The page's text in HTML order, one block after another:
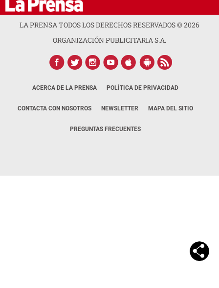
LA PRENSA TODOS LOS DERECHOS RESERVADOS ©2026
ORGANIZACIÓN PUBLICITARIA S.A.
ACERCA DE LA PRENSA POLÍTICA DE PRIVACIDAD
CONTACTA CON NOSOTROS NEWSLETTER MAPA DEL SITIO
PREGUNTAS FRECUENTES